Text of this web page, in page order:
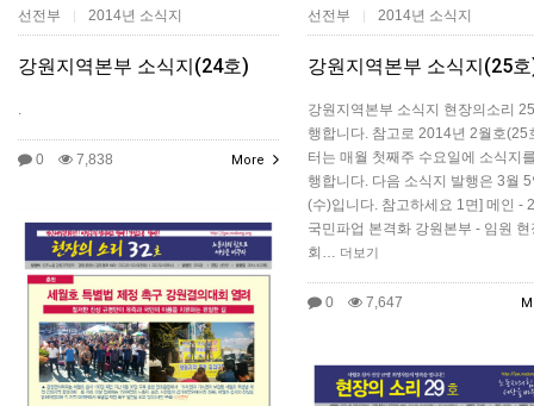
선전부 | 2014년 소식지
강원지역본부 소식지(24호)
0 7,838 More
선전부 | 2014년 소식지
강원지역본부 소식지(25
강원지역본부 소식지 현장의소리
행합니다. 참고로 2014년 2월호(25
터는 매월 첫째주 수요일에 소식지
행합니다. 다음 소식지 발행은 3월
(수)입니다. 참고하세요 1면] 메인 -
국민파업 본격화 강원본부 - 임원 현
회…
더보기
0 7,647